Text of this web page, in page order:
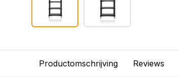
Productomschrijving Reviews